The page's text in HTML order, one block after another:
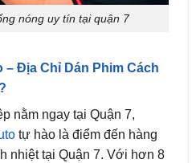
nóng uy tín tại quận 7
– Địa Chỉ Dán Phim Cách
nằm ngay tại Quận 7,
tự hào là điểm đến hàng
nhiệt tại Quận 7. Với hơn 8